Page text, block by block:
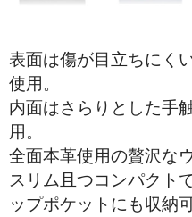
ベルト
スタッフブログ
表面は傷が目立ちにく
使用。
内面はさらりとした手
用。
全面本革使用の贅沢な
スリム且つコンパクト
ップポケットにも収納可